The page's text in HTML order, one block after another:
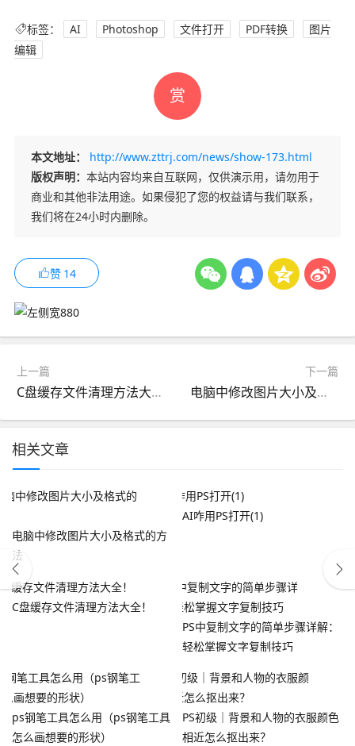
标签： AI Photoshop 文件打开 PDF转换
图片
编辑
赏
本文地址：
http://www.zttrj.com/news/show-173.html
版权声明： 本站内容均来自互联网，仅供演示用，请勿用于
商业和其他非法用途。如果侵犯了您的权益请与我们联系，
我们将在24小时内删除。
赞 14
上一篇
C盘缓存文件清理方法大全！
下一篇
电脑中修改图片大小及格式的方法
相关文章
电脑中修改图片大小及格式的方
法
AI咋用PS打开(1)
C盘缓存文件清理方法大全！
PS中复制文字的简单步骤详解：
轻松掌握文字复制技巧
ps钢笔工具怎么用（ps钢笔工具
怎么画想要的形状）
PS初级｜背景和人物的衣服颜色
相近怎么抠出来？